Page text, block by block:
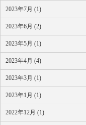
2023年7月 (1)
2023年6月 (2)
2023年5月 (1)
2023年4月 (4)
2023年3月 (1)
2023年1月 (1)
2022年12月 (1)